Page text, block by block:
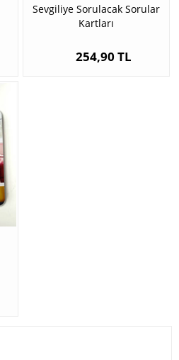
Sevgiliye Sorulacak Sorular
Kartları
254,90 TL